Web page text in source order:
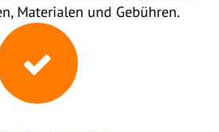
Materialen und Gebühren.